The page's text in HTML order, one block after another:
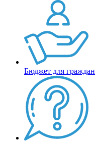
Бюджет для граждан